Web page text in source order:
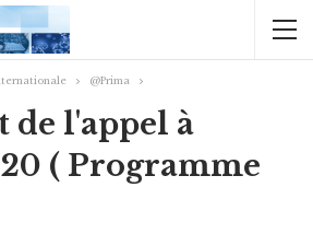
@Prima
de l'appel à
( Programme